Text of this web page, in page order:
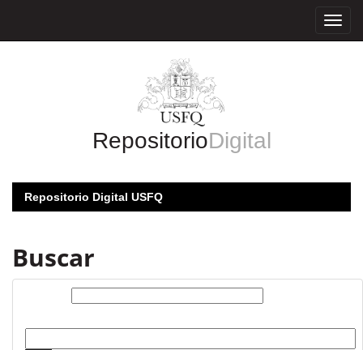
RepositorioDigital
Repositorio Digital USFQ
Buscar